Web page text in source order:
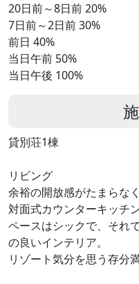
20日前～8日前 20%
7日前～2日前 30%
前日 40%
当日午前 50%
当日午後 100%
貸別荘1棟
リビング
余裕の開放感がたまらな
対面式カウンターキッチ
ペースはシックで、それ
の良いインテリア。
リゾート気分を思う存分